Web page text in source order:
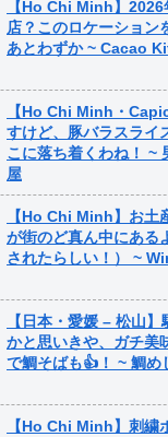
【Ho Chi Minh】2026
店？このロケーション
あとわずか ~ Cacao
【Ho Chi Minh・
すけど、豚バラスライ
こに落ち着くわね！ ~
屋
【Ho Chi Minh】お土
が街のど真ん中にある
されたらしい！） ~
【日本・愛媛 – 松山
かと思いきや、ガチ美
で鯛そばも👍！ ~ 鯛め
【Ho Chi Minh】刺繍